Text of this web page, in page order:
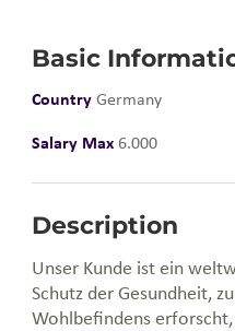
Basic
Country Germany
Salary Max 6.000
Description
Unser Kunde ist ein
Schutz der Gesundheit,
Wohlbefindens